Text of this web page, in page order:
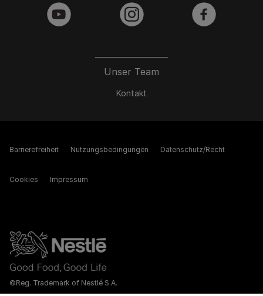
Unser Team
Kontakt
youtube instagram facebook
©Reg. Trademark of Nestlé S.A.
Barrierefreiheit Nutzungsbedingungen Datenschutz/Recht
Cookies Impressum